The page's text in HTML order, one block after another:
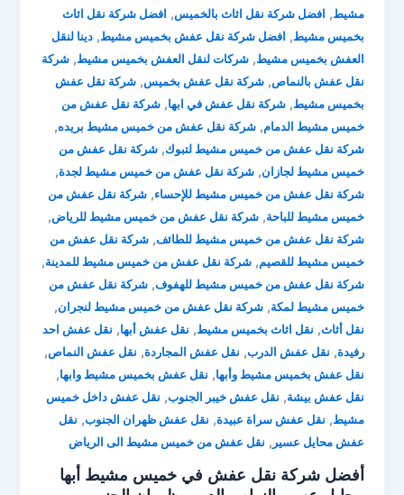
مشيط, افضل شركة نقل اثاث بالخميس, افضل شركة نقل اثاث
بخميس مشيط, افضل شركة نقل عفش بخميس مشيط,دينا لنقل
العفش بخميس مشيط,شركات لنقل العفش بخميس مشيط,شركة
نقل عفش بالنماص,شركة نقل عفش بخميس,شركة نقل عفش
بخميس مشيط,شركة نقل عفش في ابها,شركة نقل عفش من
خميس مشيط الدمام,شركة نقل عفش من خميس مشيط بريده,
شركة نقل عفش من خميس مشيط لتبوك,شركة نقل عفش من
خميس مشيط لجازان,شركة نقل عفش من خميس مشيط لجدة,
شركة نقل عفش من خميس مشيط للإحساء,شركة نقل عفش من
خميس مشيط للباحة,شركة نقل عفش من خميس مشيط للرياض,
شركة نقل عفش من خميس مشيط للطائف,شركة نقل عفش من
خميس مشيط للقصيم,شركة نقل عفش من خميس مشيط للمدينة,
شركة نقل عفش من خميس مشيط للهفوف,شركة نقل عفش من
خميس مشيط لمكة,شركة نقل عفش من خميس مشيط لنجران,
نقل أثاث, نقل اثاث بخميس مشيط, نقل عفش أبها, نقل عفش احد
رفيدة, نقل عفش الدرب, نقل عفش المجاردة, نقل عفش النماص,
نقل عفش بخميس مشيط وأبها, نقل عفش بخميس مشيط وابها,
نقل عفش بيشة, نقل عفش خيبر الجنوب, نقل عفش داخل خميس
مشيط, نقل عفش سراة عبيدة, نقل عفش ظهران الجنوب, نقل
عفش محايل عسير , نقل عفش من خميس مشيط الى الرياض
أفضل شركة نقل عفش في خميس مشيط أبها